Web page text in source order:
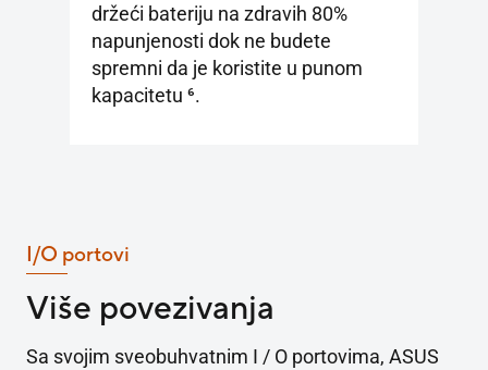
držeći bateriju na zdravih 80%
napunjenosti dok ne budete
spremni da je koristite u punom
kapacitetu 6.
I/O portovi
Više povezivanja
Sa svojim sveobuhvatnim I / O portovima, ASUS